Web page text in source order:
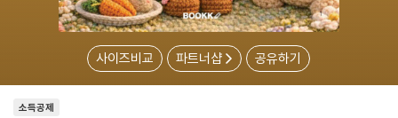
사이즈비교 파트너샵 공유하기
소득공제